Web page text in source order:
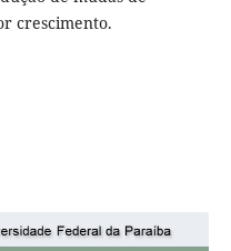
crescimento.